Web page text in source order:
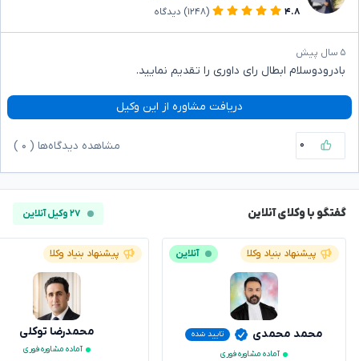
۴.۸
(۱۲۴۸) دیدگاه
۵ سال پیش
بادرودوسلام ابطال رای داوری را تقدیم نمایید.
دریافت مشاوره از این وکیل
۰ مشاهده دیدگاه‌ها ( ۰
گفتگو با وکلای آنلاین ۲۷ وکیل آنلاین
پیشنهاد بنیاد وکلا آنلاین
محمد محمدی
تایید شده
آماده مشاوره فوری
پیشنهاد بنیاد وکلا
محمدرضا توکلی
آماده مشاوره فوری